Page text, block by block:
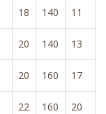
18 140 11
20 140 13
20 160 17
22 160 20